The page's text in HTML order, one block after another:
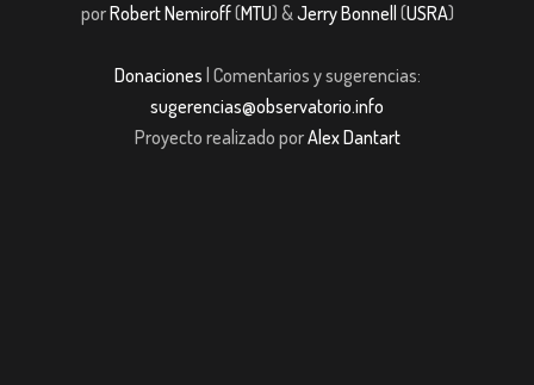
porRobert Nemiroff(MTU) &Jerry Bonnell (USRA)
Donaciones | Comentarios y sugerencias:
sugerencias@observatorio.info
Proyecto realizado porAlex Dantart